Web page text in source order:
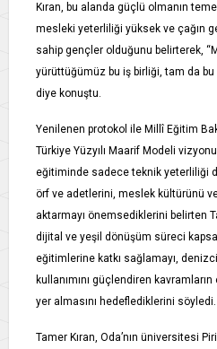
Kıran, bu alanda güçlü olmanın
mesleki yeterliliği yüksek ve çağın
sahip gençler olduğunu belirterek,
yürüttüğümüz bu iş birliği, tam da
diye konuştu.
Yenilenen protokol ile Millî Eğitim
Türkiye Yüzyılı Maarif Modeli
eğitiminde sadece teknik yeterliliği
örf ve adetlerini, meslek kültürünü
aktarmayı önemsediklerini belirten
dijital ve yeşil dönüşüm süreci
eğitimlerine katkı sağlamayı,
kullanımını güçlendiren
yer almasını hedeflediklerini söyledi.
Tamer Kıran, Oda’nın üniversitesi